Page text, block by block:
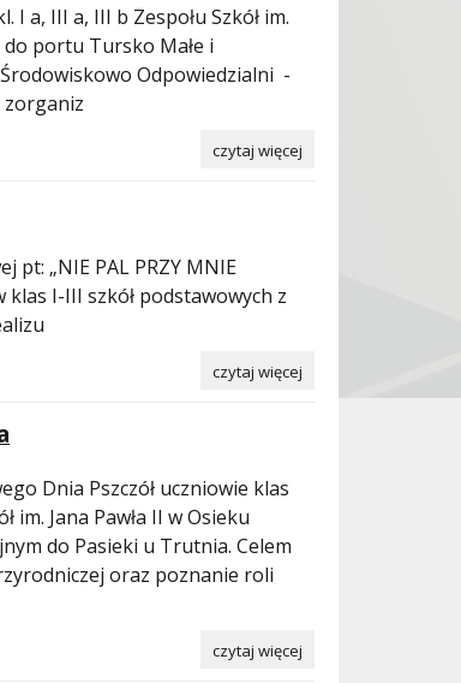
I a, III a, III b Zespołu Szkół im.
do portu Tursko Małe i
Odpowiedzialni -
zorganiz
czytaj więcej
„NIE PAL PRZY MNIE
I-III szkół podstawowych z
czytaj więcej
Dnia Pszczół uczniowie klas
im. Jana Pawła II w Osieku
do Pasieki u Trutnia. Celem
oraz poznanie roli
czytaj więcej